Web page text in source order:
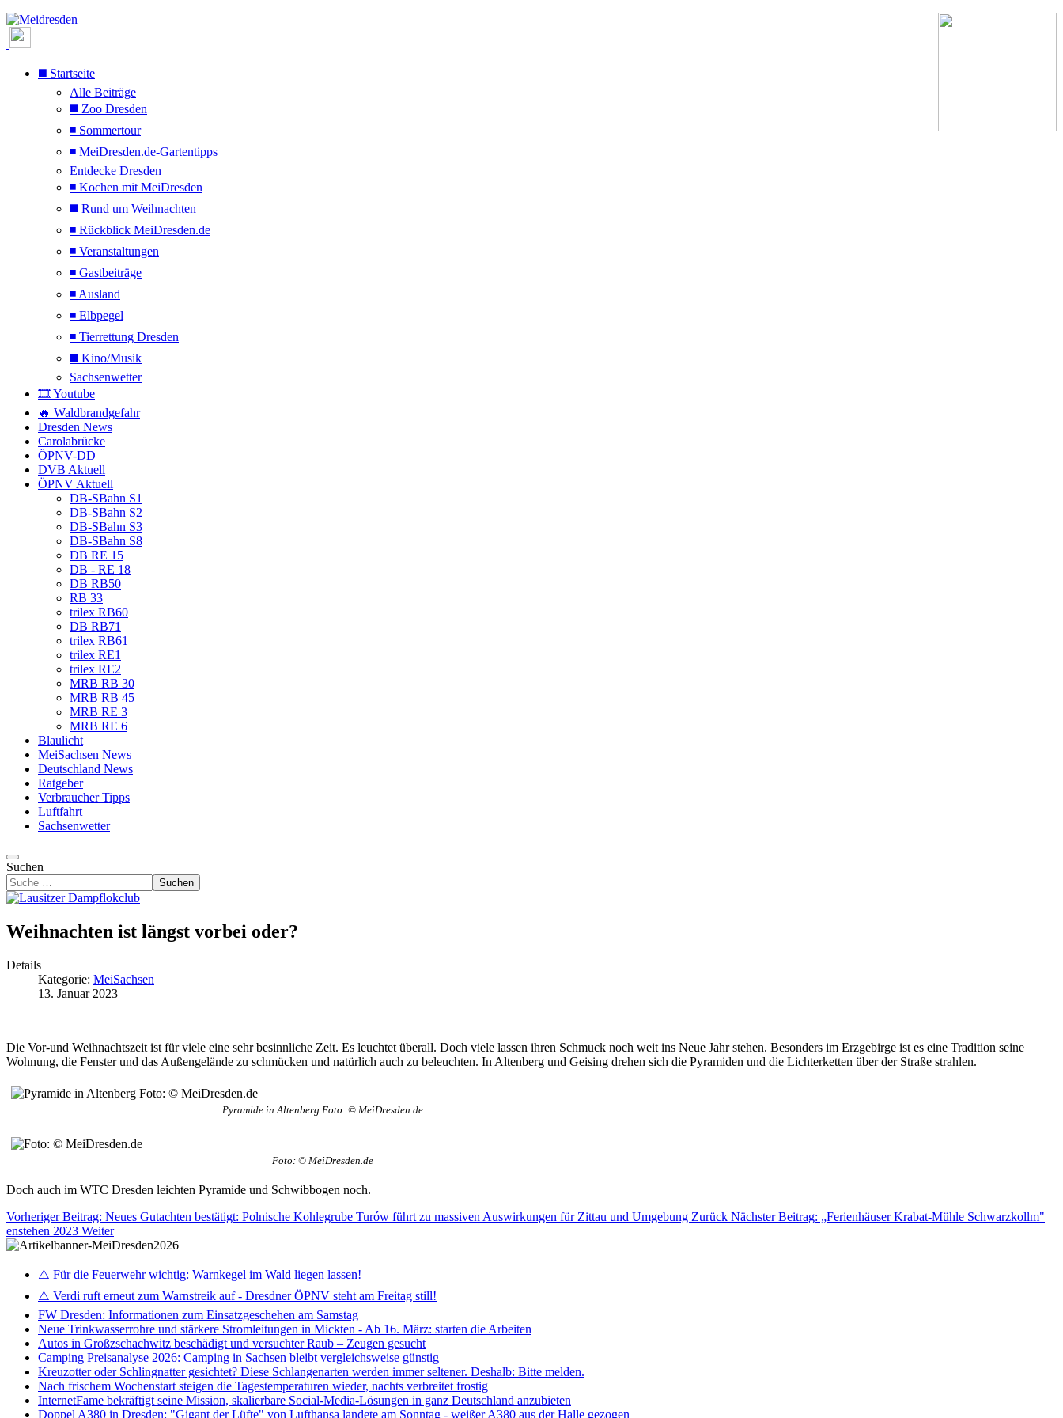
◼️ Startseite
Alle Beiträge
◼️ Zoo Dresden
◾ Sommertour
◾ MeiDresden.de-Gartentipps
Entdecke Dresden
◾ Kochen mit MeiDresden
◼️ Rund um Weihnachten
◾ Rückblick MeiDresden.de
◾ Veranstaltungen
◾ Gastbeiträge
◾ Ausland
◾ Elbpegel
◾ Tierrettung Dresden
◼️ Kino/Musik
Sachsenwetter
🎞️ Youtube
🔥 Waldbrandgefahr
Dresden News
Carolabrücke
ÖPNV-DD
DVB Aktuell
ÖPNV Aktuell
DB-SBahn S1
DB-SBahn S2
DB-SBahn S3
DB-SBahn S8
DB RE 15
DB - RE 18
DB RB50
RB 33
trilex RB60
DB RB71
trilex RB61
trilex RE1
trilex RE2
MRB RB 30
MRB RB 45
MRB RE 3
MRB RE 6
Blaulicht
MeiSachsen News
Deutschland News
Ratgeber
Verbraucher Tipps
Luftfahrt
Sachsenwetter
Suchen
Suchen
Weihnachten ist längst vorbei oder?
Details
Kategorie: MeiSachsen
13. Januar 2023
Die Vor-und Weihnachtszeit ist für viele eine sehr besinnliche Zeit. Es leuchtet überall. Doch viele lassen ihren Schmuck noch weit ins Neue Jahr stehen. Besonders im Erzgebirge ist es eine Tradition seine
Wohnung, die Fenster und das Außengelände zu schmücken und natürlich auch zu beleuchten. In Altenberg und Geising drehen sich die Pyramiden und die Lichterketten über der Straße strahlen.
Pyramide in Altenberg Foto: © MeiDresden.de
Foto: © MeiDresden.de
Doch auch im WTC Dresden leichten Pyramide und Schwibbogen noch.
Vorheriger Beitrag: Neues Gutachten bestätigt: Polnische Kohlegrube Turów führt zu massiven Auswirkungen für Zittau und Umgebung Zurück Nächster Beitrag: „Ferienhäuser Krabat-Mühle Schwarzkollm"
enstehen 2023 Weiter
⚠️ Für die Feuerwehr wichtig: Warnkegel im Wald liegen lassen!
⚠️ Verdi ruft erneut zum Warnstreik auf - Dresdner ÖPNV steht am Freitag still!
FW Dresden: Informationen zum Einsatzgeschehen am Samstag
Neue Trinkwasserrohre und stärkere Stromleitungen in Mickten - Ab 16. März: starten die Arbeiten
Autos in Großzschachwitz beschädigt und versuchter Raub – Zeugen gesucht
Camping Preisanalyse 2026: Camping in Sachsen bleibt vergleichsweise günstig
Kreuzotter oder Schlingnatter gesichtet? Diese Schlangenarten werden immer seltener. Deshalb: Bitte melden.
Nach frischem Wochenstart steigen die Tagestemperaturen wieder, nachts verbreitet frostig
InternetFame bekräftigt seine Mission, skalierbare Social-Media-Lösungen in ganz Deutschland anzubieten
Doppel A380 in Dresden: "Gigant der Lüfte" von Lufthansa landete am Sonntag - weißer A380 aus der Halle gezogen